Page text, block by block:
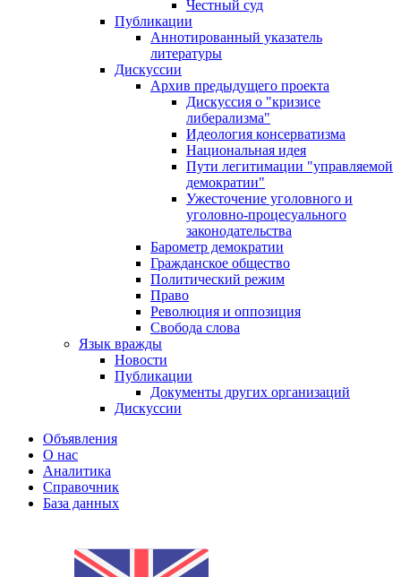
Честный суд
Публикации
Аннотированный указатель
литературы
Дискуссии
Архив предыдущего проекта
Дискуссия о "кризисе
либерализма"
Идеология консерватизма
Национальная идея
Пути легитимации "управляемой
демократии"
Ужесточение уголовного и
уголовно-процесуального
законодательства
Барометр демократии
Гражданское общество
Политический режим
Право
Революция и оппозиция
Свобода слова
Язык вражды
Новости
Публикации
Документы других организаций
Дискуссии
Объявления
О нас
Аналитика
Справочник
База данных